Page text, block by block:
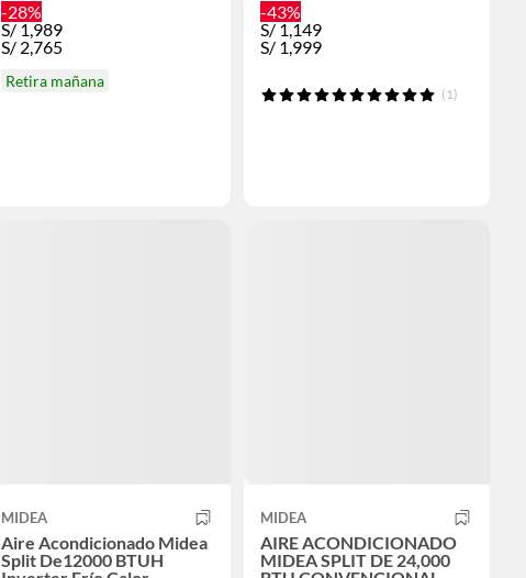
-28%
S/1,989
S/ 2,765
Retira mañana
-43%
S/1,149
S/ 1,999
(1)
MIDEA
Aire Acondicionado Midea
Split De12000 BTUH
MIDEA
AIRE ACONDICIONADO
MIDEA SPLIT DE 24,000